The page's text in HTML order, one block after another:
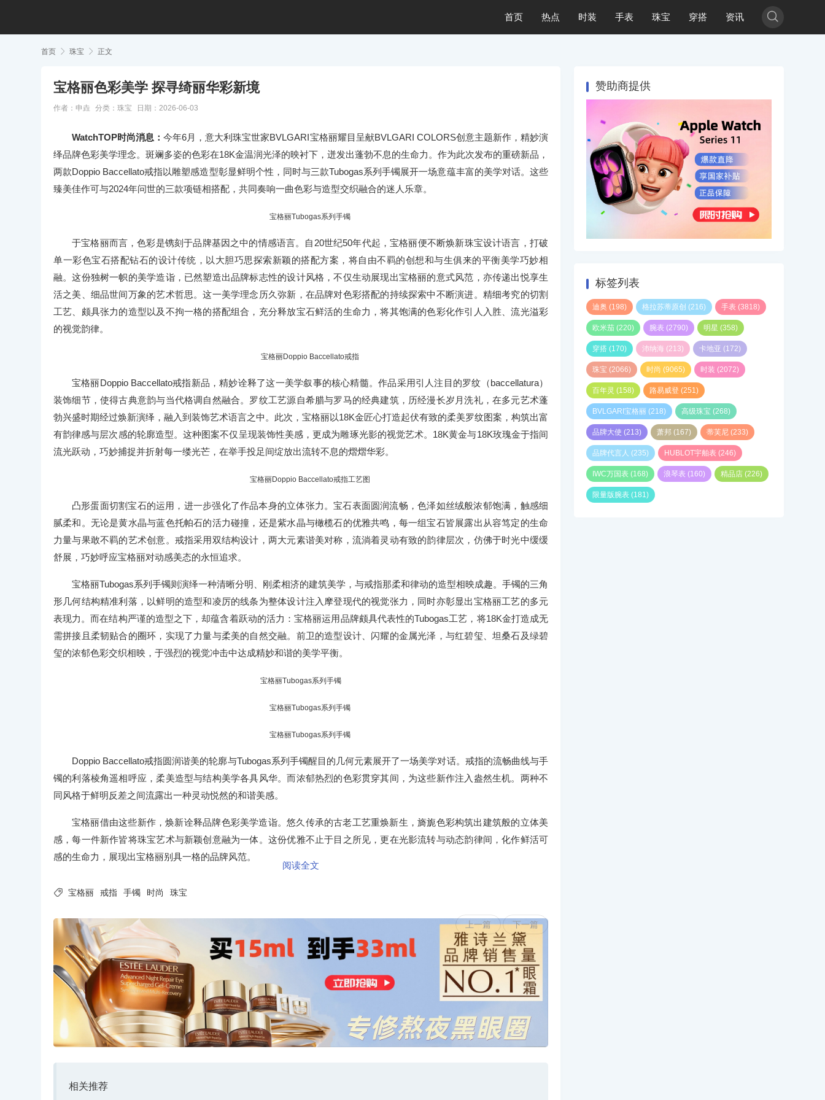
首页 热点 时装 手表 珠宝 穿搭 资讯 
首页  珠宝  正文
宝格丽色彩美学 探寻绮丽华彩新境
作者：申垚 分类： 珠宝 日期：2026-06-03
WatchTOP时尚消息：今年6月，意大利珠宝世家BVLGARI宝格丽耀目呈献BVLGARI COLORS创意主题新作，精妙演
绎品牌色彩美学理念。斑斓多姿的色彩在18K金温润光泽的映衬下，迸发出蓬勃不息的生命力。作为此次发布的重磅新品，
两款Doppio Baccellato戒指以雕塑感造型彰显鲜明个性，同时与三款Tubogas系列手镯展开一场意蕴丰富的美学对话。这些
臻美佳作可与2024年问世的三款项链相搭配，共同奏响一曲色彩与造型交织融合的迷人乐章。
宝格丽Tubogas系列手镯
于宝格丽而言，色彩是镌刻于品牌基因之中的情感语言。自20世纪50年代起，宝格丽便不断焕新珠宝设计语言，打破
单一彩色宝石搭配钻石的设计传统，以大胆巧思探索新颖的搭配方案，将自由不羁的创想和与生俱来的平衡美学巧妙相
融。这份独树一帜的美学造诣，已然塑造出品牌标志性的设计风格，不仅生动展现出宝格丽的意式风范，亦传递出悦享生
活之美、细品世间万象的艺术哲思。这一美学理念历久弥新，在品牌对色彩搭配的持续探索中不断演进。精细考究的切割
工艺、颇具张力的造型以及不拘一格的搭配组合，充分释放宝石鲜活的生命力，将其饱满的色彩化作引人入胜、流光溢彩
的视觉韵律。
宝格丽Doppio Baccellato戒指
宝格丽Doppio Baccellato戒指新品，精妙诠释了这一美学叙事的核心精髓。作品采用引人注目的罗纹（baccellatura）
装饰细节，使得古典意韵与当代格调自然融合。罗纹工艺源自希腊与罗马的经典建筑，历经漫长岁月洗礼，在多元艺术蓬
勃兴盛时期经过焕新演绎，融入到装饰艺术语言之中。此次，宝格丽以18K金匠心打造起伏有致的柔美罗纹图案，构筑出富
有韵律感与层次感的轮廓造型。这种图案不仅呈现装饰性美感，更成为雕琢光影的视觉艺术。18K黄金与18K玫瑰金于指间
流光跃动，巧妙捕捉并折射每一缕光芒，在举手投足间绽放出流转不息的熠熠华彩。
宝格丽Doppio Baccellato戒指工艺图
凸形蛋面切割宝石的运用，进一步强化了作品本身的立体张力。宝石表面圆润流畅，色泽如丝绒般浓郁饱满，触感细
腻柔和。无论是黄水晶与蓝色托帕石的活力碰撞，还是紫水晶与橄榄石的优雅共鸣，每一组宝石皆展露出从容笃定的生命
力量与果敢不羁的艺术创意。戒指采用双结构设计，两大元素谐美对称，流淌着灵动有致的韵律层次，仿佛于时光中缓缓
舒展，巧妙呼应宝格丽对动感美态的永恒追求。
宝格丽Tubogas系列手镯则演绎一种清晰分明、刚柔相济的建筑美学，与戒指那柔和律动的造型相映成趣。手镯的三角
形几何结构精准利落，以鲜明的造型和凌厉的线条为整体设计注入摩登现代的视觉张力，同时亦彰显出宝格丽工艺的多元
表现力。而在结构严谨的造型之下，却蕴含着跃动的活力：宝格丽运用品牌颇具代表性的Tubogas工艺，将18K金打造成无
需拼接且柔韧贴合的圈环，实现了力量与柔美的自然交融。前卫的造型设计、闪耀的金属光泽，与红碧玺、坦桑石及绿碧
玺的浓郁色彩交织相映，于强烈的视觉冲击中达成精妙和谐的美学平衡。
宝格丽Tubogas系列手镯
宝格丽Tubogas系列手镯
宝格丽Tubogas系列手镯
Doppio Baccellato戒指圆润谐美的轮廓与Tubogas系列手镯醒目的几何元素展开了一场美学对话。戒指的流畅曲线与手
镯的利落棱角遥相呼应，柔美造型与结构美学各具风华。而浓郁热烈的色彩贯穿其间，为这些新作注入盎然生机。两种不
同风格于鲜明反差之间流露出一种灵动悦然的和谐美感。
宝格丽借由这些新作，焕新诠释品牌色彩美学造诣。悠久传承的古老工艺重焕新生，旖旎色彩构筑出建筑般的立体美
感，每一件新作皆将珠宝艺术与新颖创意融为一体。这份优雅不止于目之所见，更在光影流转与动态韵律间，化作鲜活可
感的生命力，展现出宝格丽别具一格的品牌风范。
阅读全文
 宝格丽 戒指 手镯 时尚 珠宝
上一篇 下一篇
相关推荐
赞助商提供
标签列表
迪奥 (198) 格拉苏蒂原创 (216) 手表 (3818)
欧米茄 (220) 腕表 (2790) 明星 (358)
穿搭 (170) 沛纳海 (213) 卡地亚 (172)
珠宝 (2066) 时尚 (9065) 时装 (2072)
百年灵 (158) 路易威登 (251)
BVLGARI宝格丽 (218) 高级珠宝 (268)
品牌大使 (213) 萧邦 (167) 蒂芙尼 (233)
品牌代言人 (235) HUBLOT宇舶表 (246)
IWC万国表 (168) 浪琴表 (160) 精品店 (226)
限量版腕表 (181)